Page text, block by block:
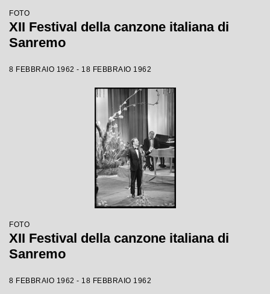
FOTO
XII Festival della canzone italiana di
Sanremo
8 FEBBRAIO 1962 - 18 FEBBRAIO 1962
FOTO
XII Festival della canzone italiana di
Sanremo
8 FEBBRAIO 1962 - 18 FEBBRAIO 1962